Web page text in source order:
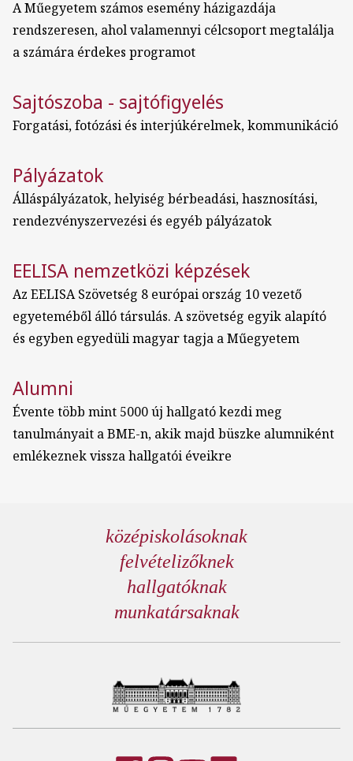
A Műegyetem számos esemény házigazdája
rendszeresen, ahol valamennyi célcsoport megtalálja
a számára érdekes programot
Sajtószoba - sajtófigyelés
Forgatási, fotózási és interjúkérelmek, kommunikáció
Pályázatok
Álláspályázatok, helyiség bérbeadási, hasznosítási,
rendezvényszervezési és egyéb pályázatok
EELISA nemzetközi képzések
Az EELISA Szövetség 8 európai ország 10 vezető
egyeteméből álló társulás. A szövetség egyik alapító
és egyben egyedüli magyar tagja a Műegyetem
Alumni
Évente több mint 5000 új hallgató kezdi meg
tanulmányait a BME-n, akik majd büszke alumniként
emlékeznek vissza hallgatói éveikre
középiskolásoknak
felvételizőknek
hallgatóknak
munkatársaknak